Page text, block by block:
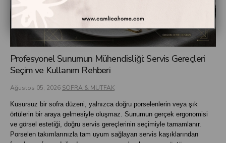
Profesyonel Sunumun Mühendisliği: Servis Gereçleri
Seçim ve Kullanım Rehberi
Ağustos 05, 2026 SOFRA & MUTFAK
Kusursuz bir sofra düzeni, yalnızca doğru porselenlerin veya şık
örtülerin bir araya gelmesiyle oluşmaz. Sunumun gerçek ergonomisi
ve görsel estetiği, doğru servis gereçlerinin seçimiyle tamamlanır.
Porselen takımlarınızla tam uyum sağlayan servis kaşıklarından